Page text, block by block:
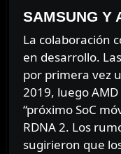
SAMSUNG Y
La colaboración
en desarrollo.
por primera vez
2019, luego
“próximo SoC
RDNA 2. Los
sugirieron que